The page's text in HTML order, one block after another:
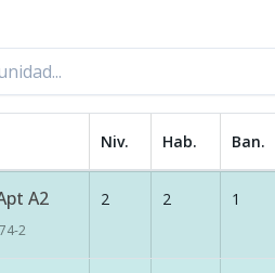
Niv. Hab. Ban.
A2
-2
2 2 1